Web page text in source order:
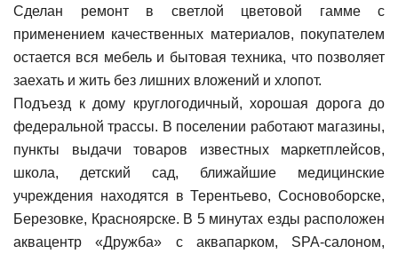
Сделан ремонт в светлой цветовой гамме с
применением качественных материалов, покупателем
остается вся мебель и бытовая техника, что позволяет
заехать и жить без лишних вложений и хлопот.
Подъезд к дому круглогодичный, хорошая дорога до
федеральной трассы. В поселении работают магазины,
пункты выдачи товаров известных маркетплейсов,
школа, детский сад, ближайшие медицинские
учреждения находятся в Терентьево, Сосновоборске,
Березовке, Красноярске. В 5 минутах езды расположен
аквацентр «Дружба» с аквапарком, SPA-салоном,